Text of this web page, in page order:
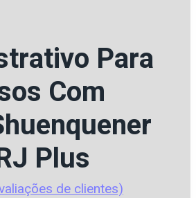
Para
Com
Plus
de clientes)